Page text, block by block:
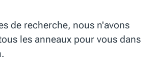
de recherche, nous n'avons
les anneaux pour vous dans